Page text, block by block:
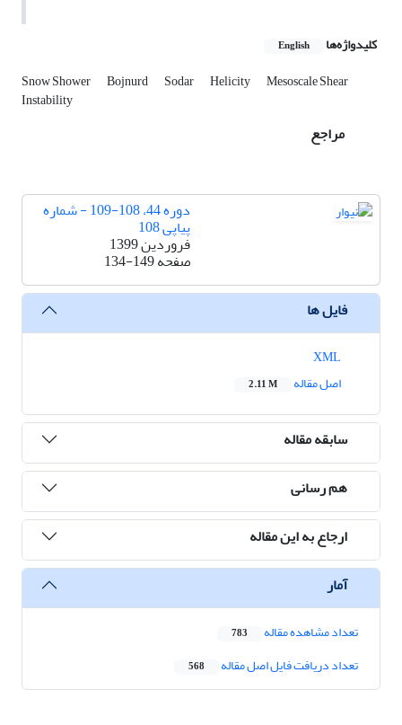
کلیدواژه‌ها English
Snow Shower Bojnurd Sodar Helicity Mesoscale Shear
Instability
مراجع
دوره 44، 108-109 - شماره
پیاپی 108
فروردین 1399
صفحه134-149
فایل ها
اصل مقاله
2.11 M
سابقه مقاله
هم رسانی
ارجاع به این مقاله
آمار
تعداد مشاهده مقاله 783
تعداد دریافت فایل اصل مقاله 568